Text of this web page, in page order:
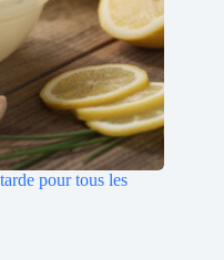
pour tous les